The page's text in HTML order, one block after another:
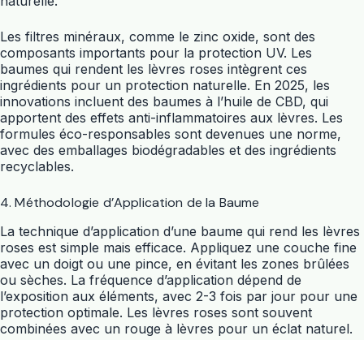
Les filtres minéraux, comme le zinc oxide, sont des
composants importants pour la protection UV. Les
baumes qui rendent les lèvres roses intègrent ces
ingrédients pour un protection naturelle. En 2025, les
innovations incluent des baumes à l’huile de CBD, qui
apportent des effets anti-inflammatoires aux lèvres. Les
formules éco-responsables sont devenues une norme,
avec des emballages biodégradables et des ingrédients
recyclables.
4. Méthodologie d’Application de la Baume
La technique d’application d’une baume qui rend les lèvres
roses est simple mais efficace. Appliquez une couche fine
avec un doigt ou une pince, en évitant les zones brûlées
ou sèches. La fréquence d’application dépend de
l’exposition aux éléments, avec 2-3 fois par jour pour une
protection optimale. Les lèvres roses sont souvent
combinées avec un rouge à lèvres pour un éclat naturel.